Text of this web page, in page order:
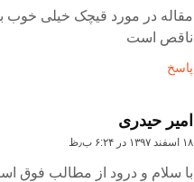
مقاله در مورد قیچک خیلی خوب
ناقص است
پاسخ
امیر حیدری
۱۸ اسفند ۱۳۹۷ در ۶:۲۴ ب٫ظ
با سلام و درود از مطالب فوق